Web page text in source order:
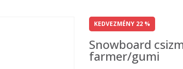
KEDVEZMÉNY 22 %
Snowboard
farmer/gumi